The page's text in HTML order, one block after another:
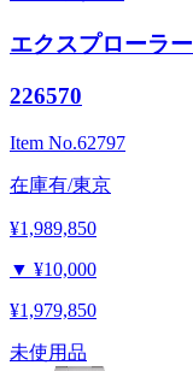
エクスプローラーⅡ
226570
Item No.62797
在庫有/東京
¥1,989,850
▼ ¥10,000
¥1,979,850
未使用品